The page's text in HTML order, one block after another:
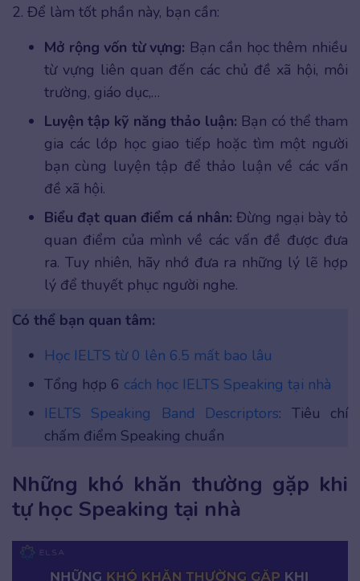
2. Để làm tốt phần này, bạn cần:
Mở rộng vốn từ vựng: Bạn cần học thêm nhiều
từ vựng liên quan đến các chủ đề xã hội, môi
trường, giáo dục,…
Luyện tập kỹ năng thảo luận: Bạn có thể tham
gia các lớp học giao tiếp hoặc tìm một người
bạn cùng luyện tập để thảo luận về các vấn
đề xã hội.
Biểu đạt quan điểm cá nhân: Đừng ngại bày tỏ
quan điểm của mình về các vấn đề được đưa
ra. Tuy nhiên, hãy nhớ đưa ra những lý lẽ hợp
lý để thuyết phục người nghe.
Có thể bạn quan tâm:
Học IELTS từ 0 lên 6.5 mất bao lâu
Tổng hợp 6 cách học IELTS Speaking tại nhà
IELTS Speaking Band Descriptors: Tiêu chí
chấm điểm Speaking chuẩn
Những khó khăn thường gặp khi
tự học Speaking tại nhà